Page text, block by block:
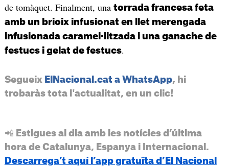
de tomàquet. Finalment, una torrada francesa feta
amb un brioix infusionat en llet merengada
infusionada caramel·litzada i una ganache de
festucs i gelat de festucs.
Segueix ElNacional.cat a WhatsApp, hi
trobaràs tota l'actualitat, en un clic!
📲 Estigues al dia amb les notícies d’última
hora de Catalunya, Espanya i Internacional.
Descarrega’t aquí l’app gratuïta d’El Nacional